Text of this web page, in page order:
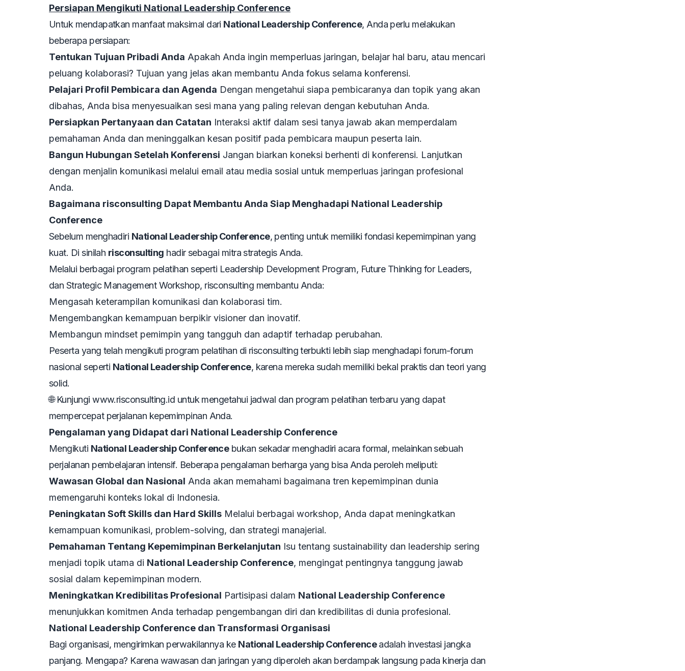
Persiapan Mengikuti National Leadership Conference
Untuk mendapatkan manfaat maksimal dari National Leadership Conference, Anda perlu melakukan
beberapa persiapan:
Tentukan Tujuan Pribadi Anda Apakah Anda ingin memperluas jaringan, belajar hal baru, atau mencari
peluang kolaborasi? Tujuan yang jelas akan membantu Anda fokus selama konferensi.
Pelajari Profil Pembicara dan Agenda Dengan mengetahui siapa pembicaranya dan topik yang akan
dibahas, Anda bisa menyesuaikan sesi mana yang paling relevan dengan kebutuhan Anda.
Persiapkan Pertanyaan dan Catatan Interaksi aktif dalam sesi tanya jawab akan memperdalam
pemahaman Anda dan meninggalkan kesan positif pada pembicara maupun peserta lain.
Bangun Hubungan Setelah Konferensi Jangan biarkan koneksi berhenti di konferensi. Lanjutkan
dengan menjalin komunikasi melalui email atau media sosial untuk memperluas jaringan profesional
Anda.
Bagaimana risconsulting Dapat Membantu Anda Siap Menghadapi National Leadership
Conference
Sebelum menghadiri National Leadership Conference, penting untuk memiliki fondasi kepemimpinan yang
kuat. Di sinilah risconsulting hadir sebagai mitra strategis Anda.
Melalui berbagai program pelatihan seperti Leadership Development Program, Future Thinking for Leaders,
dan Strategic Management Workshop, risconsulting membantu Anda:
Mengasah keterampilan komunikasi dan kolaborasi tim.
Mengembangkan kemampuan berpikir visioner dan inovatif.
Membangun mindset pemimpin yang tangguh dan adaptif terhadap perubahan.
Peserta yang telah mengikuti program pelatihan di risconsulting terbukti lebih siap menghadapi forum-forum
nasional seperti National Leadership Conference, karena mereka sudah memiliki bekal praktis dan teori yang
solid.
🌐 Kunjungiwww.risconsulting.id untuk mengetahui jadwal dan program pelatihan terbaru yang dapat
mempercepat perjalanan kepemimpinan Anda.
Pengalaman yang Didapat dari National Leadership Conference
Mengikuti National Leadership Conferencebukan sekadar menghadiri acara formal, melainkan sebuah
perjalanan pembelajaran intensif. Beberapa pengalaman berharga yang bisa Anda peroleh meliputi:
Wawasan Global dan Nasional Anda akan memahami bagaimana tren kepemimpinan dunia
memengaruhi konteks lokal di Indonesia.
Peningkatan Soft Skills dan Hard Skills Melalui berbagai workshop, Anda dapat meningkatkan
kemampuan komunikasi, problem-solving, dan strategi manajerial.
Pemahaman Tentang Kepemimpinan Berkelanjutan Isu tentang sustainability dan leadership sering
menjadi topik utama di National Leadership Conference, mengingat pentingnya tanggung jawab
sosial dalam kepemimpinan modern.
Meningkatkan Kredibilitas Profesional Partisipasi dalam National Leadership Conference
menunjukkan komitmen Anda terhadap pengembangan diri dan kredibilitas di dunia profesional.
National Leadership Conference dan Transformasi Organisasi
Bagi organisasi, mengirimkan perwakilannya ke National Leadership Conferenceadalah investasi jangka
panjang. Mengapa? Karena wawasan dan jaringan yang diperoleh akan berdampak langsung pada kinerja dan